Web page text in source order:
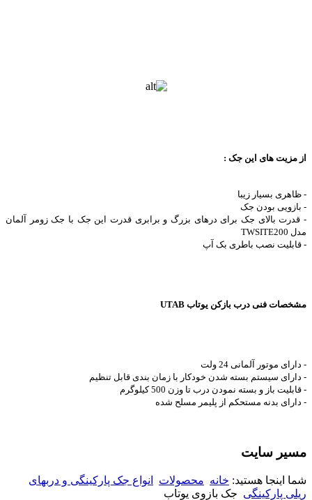
از مزیت های این جک :
- ظاهری بسیار زیبا
- بازویی بودن جک
- قدرت بالای جک برای درهای بزرگ و برابری قدرت این جک با جک زومر آلمان
مدل TWSITE200
- قابلیت نصب باطری بک آپ
مشخصات فنی درب بازکن یوتاب UTAB
- دارای موتور آلمانی 24 ولت
- دارای سیستم بسته شدن خودکار با زمان بندی قابل تنظیم
- قابلیت باز و بسته نمودن درب تا وزن 500 کیلوگرم
- دارای بدنه مستحکم از پلیمر مسلح شده
مسیر سایت
شما اینجا هستید: خانه محصولات
انواع جک پارکینگی و دربهای
ریلی پارکینگی جک بازوی یوتاب